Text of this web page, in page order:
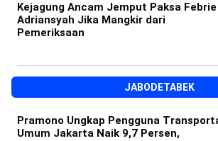
Kejagung Ancam Jemput Paksa Febrie
Adriansyah Jika Mangkir dari
Pemeriksaan
JABODETABEK
Pramono Ungkap Pengguna
Umum Jakarta Naik 9,7 Persen,